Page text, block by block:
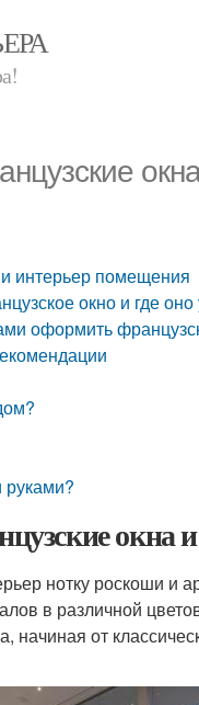
интерьер помещения
окно и где
оформить
руками?
окна
нотку роскоши и
в различной
от